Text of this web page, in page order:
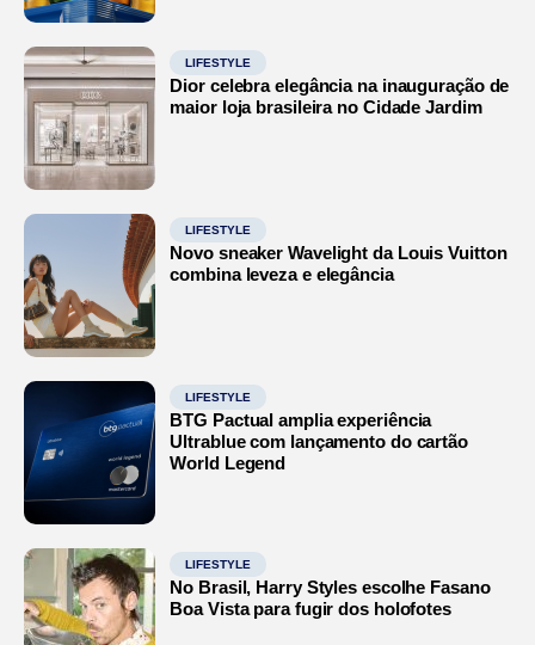
LIFESTYLE
Dior celebra elegância na inauguração de
maior loja brasileira no Cidade Jardim
LIFESTYLE
Novo sneaker Wavelight da Louis Vuitton
combina leveza e elegância
LIFESTYLE
BTG Pactual amplia experiência
Ultrablue com lançamento do cartão
World Legend
LIFESTYLE
No Brasil, Harry Styles escolhe Fasano
Boa Vista para fugir dos holofotes